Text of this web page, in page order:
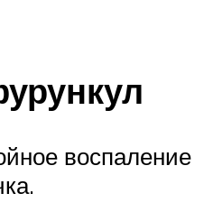
воспаление